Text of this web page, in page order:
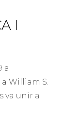
I
a
William S.
va unir a